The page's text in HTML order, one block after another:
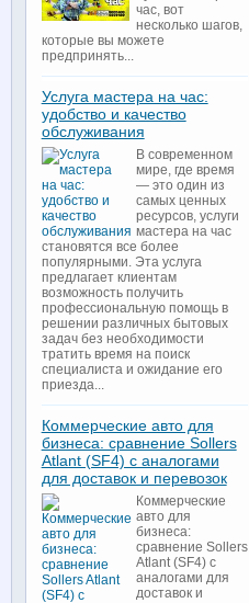
час, вот
несколько шагов,
которые вы можете
предпринять...
Услуга мастера на час:
удобство и качество
обслуживания
В современном
мире, где время
— это один из
самых ценных
ресурсов, услуги
мастера на час
становятся все более
популярными. Эта услуга
предлагает клиентам
возможность получить
профессиональную помощь в
решении различных бытовых
задач без необходимости
тратить время на поиск
специалиста и ожидание его
приезда...
Коммерческие авто для
бизнеса: сравнение Sollers
Atlant (SF4) с аналогами
для доставок и перевозок
Коммерческие
авто для
бизнеса:
сравнение Sollers
Atlant (SF4) с
аналогами для
доставок и